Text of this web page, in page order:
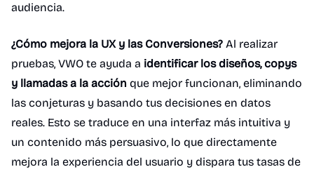
audiencia.
¿Cómo mejora la UX y las Conversiones? Al realizar
pruebas, VWO te ayuda a identificar los diseños, copys
y llamadas a la acción que mejor funcionan, eliminando
las conjeturas y basando tus decisiones en datos
reales. Esto se traduce en una interfaz más intuitiva y
un contenido más persuasivo, lo que directamente
mejora la experiencia del usuario y dispara tus tasas de